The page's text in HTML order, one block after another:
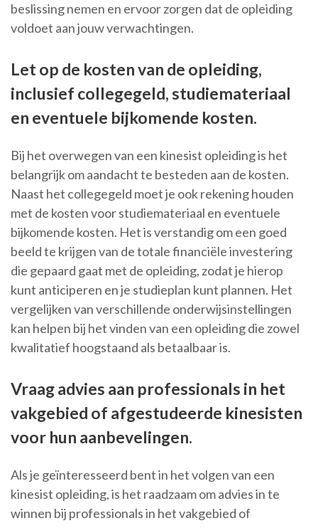
beslissing nemen en ervoor zorgen dat de opleiding
voldoet aan jouw verwachtingen.
Let op de kosten van de opleiding,
inclusief collegegeld, studiemateriaal
en eventuele bijkomende kosten.
Bij het overwegen van een kinesist opleiding is het
belangrijk om aandacht te besteden aan de kosten.
Naast het collegegeld moet je ook rekening houden
met de kosten voor studiemateriaal en eventuele
bijkomende kosten. Het is verstandig om een goed
beeld te krijgen van de totale financiële investering
die gepaard gaat met de opleiding, zodat je hierop
kunt anticiperen en je studieplan kunt plannen. Het
vergelijken van verschillende onderwijsinstellingen
kan helpen bij het vinden van een opleiding die zowel
kwalitatief hoogstaand als betaalbaar is.
Vraag advies aan professionals in het
vakgebied of afgestudeerde kinesisten
voor hun aanbevelingen.
Als je geïnteresseerd bent in het volgen van een
kinesist opleiding, is het raadzaam om advies in te
winnen bij professionals in het vakgebied of